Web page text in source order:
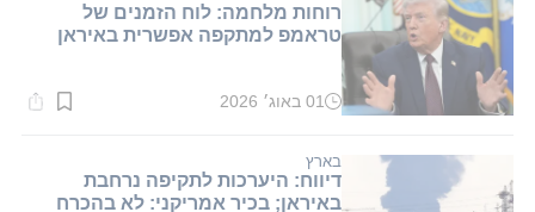
רוחות מלחמה: לוח הזמנים של
טראמפ למתקפה אפשרית באיראן
זמן
דקות.
01 באוג׳ 2026
בארץ
דיווח: היערכות לתקיפה נרחבת
באיראן; בכיר אמריקני: לא בהכרח